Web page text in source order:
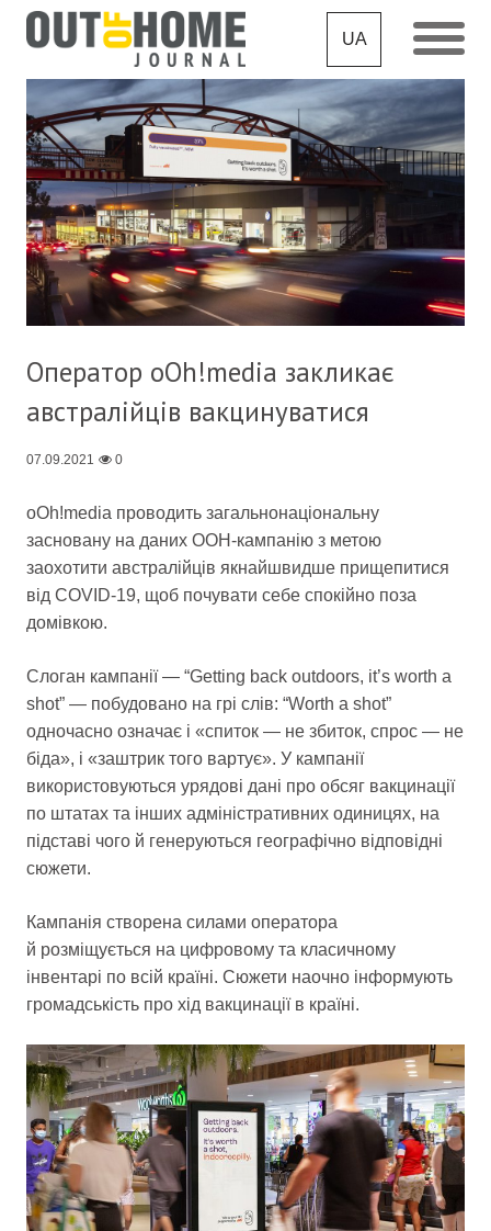
UA
Оператор oOh!media закликає
австралійців вакцинуватися
07.09.2021 0
oOh!media проводить загальнонаціональну
засновану на даних OOH-кампанію з метою
заохотити австралійців якнайшвидше прищепитися
від COVID-19, щоб почувати себе спокійно поза
домівкою.
Слоган кампанії — “Getting back outdoors, it’s worth a
shot” — побудовано на грі слів: “Worth a shot”
одночасно означає і «спиток — не збиток, спрос — не
біда», і «заштрик того вартує». У кампанії
використовуються урядові дані про обсяг вакцинації
по штатах та інших адміністративних одиницях, на
підставі чого й генеруються географічно відповідні
сюжети.
Кампанія створена силами оператора
й розміщується на цифровому та класичному
інвентарі по всій країні. Сюжети наочно інформують
громадськість про хід вакцинації в країні.